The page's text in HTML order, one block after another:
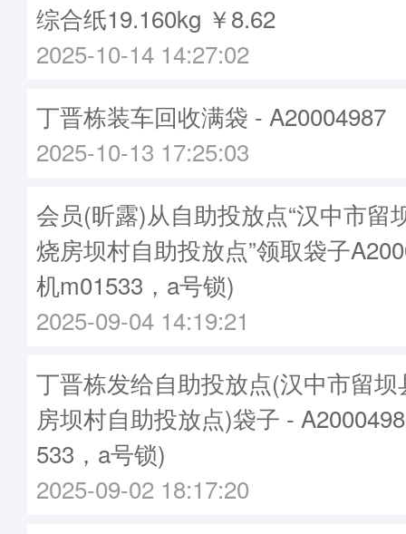
综合纸19.160kg ￥8.62
2025-10-14 14:27:02
丁晋栋装车回收满袋 - A20004987
2025-10-13 17:25:03
会员(昕露)从自助投放点“汉中市留
烧房坝村自助投放点”领取袋子
机m01533，a号锁)
2025-09-04 14:19:21
丁晋栋发给自助投放点(汉中市留
房坝村自助投放点)袋子 -
533，a号锁)
2025-09-02 18:17:20